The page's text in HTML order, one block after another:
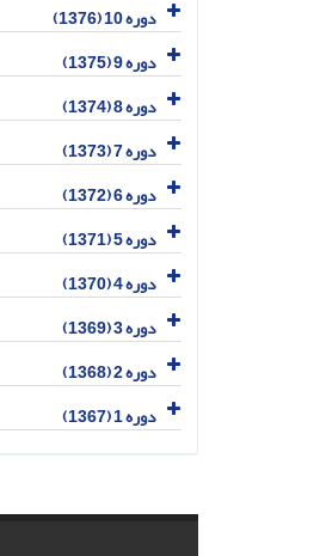
دوره 10 (1376)
دوره 9 (1375)
دوره 8 (1374)
دوره 7 (1373)
دوره 6 (1372)
دوره 5 (1371)
دوره 4 (1370)
دوره 3 (1369)
دوره 2 (1368)
دوره 1 (1367)